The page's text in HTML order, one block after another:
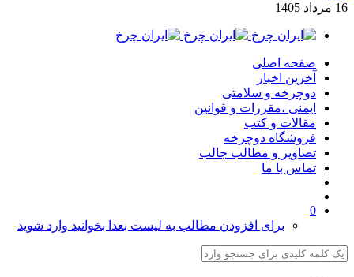
16 مرداد 1405
صفحه اصلی
آخرین اخبار
دوچرخه و سلامتی
ایمنی ،مقررات و قوانین
مقالات و کتب
فروشگاه دوچرخه
تصاویر و مطالب جالب
تماس با ما
0
برای افزودن مطالب به لیست بعدا بخوانید وارد شوید